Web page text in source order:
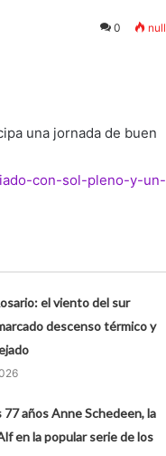
0 null
una jornada de buen
con-sol-pleno-y-un-
el viento del sur
descenso térmico y
77 años Anne Schedeen, la
en la popular serie de los